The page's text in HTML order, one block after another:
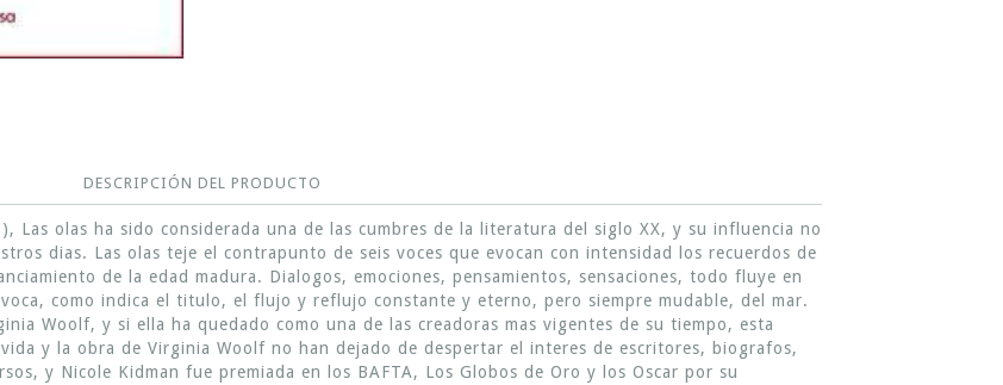
DESCRIPCIÓN DEL PRODUCTO
Las olas ha sido considerada una de las cumbres de la literatura del siglo XX, y su influencia no
dias. Las olas teje el contrapunto de seis voces que evocan con intensidad los recuerdos de
de la edad madura. Dialogos, emociones, pensamientos, sensaciones, todo fluye en
como indica el titulo, el flujo y reflujo constante y eterno, pero siempre mudable, del mar.
Woolf, y si ella ha quedado como una de las creadoras mas vigentes de su tiempo, esta
y la obra de Virginia Woolf no han dejado de despertar el interes de escritores, biografos,
y Nicole Kidman fue premiada en los BAFTA, Los Globos de Oro y los Oscar por su